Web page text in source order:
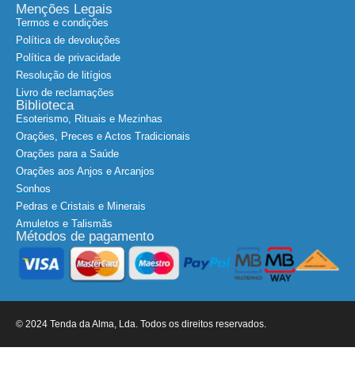
Menções Legais
Termos e condições
Política de devoluções
Política de privacidade
Resolução de litígios
Livro de reclamações
Biblioteca
Esoterismo, Rituais e Mezinhas
Orações, Preces e Actos Tradicionais
Orações para a Saúde
Orações aos Anjos e Arcanjos
Sonhos
Pedras e Cristais e Minerais
Amuletos e Talismãs
Métodos de pagamento
© 2024 Tenda da Alma, Lda. Todos os direitos reservados.